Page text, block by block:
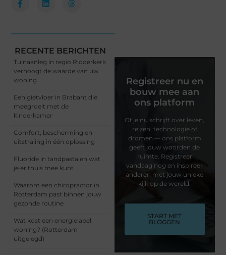
RECENTE BERICHTEN
Tuinaanleg in regio Ridderkerk
verhoogt de waarde van uw
woning
Een gietvloer in Brabant die
meegroeit met de
kinderkamer
Comfort, bescherming en
uitstraling in één oplossing
Fluoride in tandpasta en wat
je er thuis mee kunt
Waarom een chiropractor in
Rotterdam past binnen jouw
gezonde routine
Wat kost een energielabel
woning? (Rotterdam
uitgelegd)
Registreer nu en
bouw mee aan
ons platform
Of je nu schrijft over leven,
reizen, technologie of
dromen — ons platform
geeft jouw woorden de
ruimte. Registreer
vandaag nog en inspireer
anderen met jouw unieke
kijk op de wereld.
START MET
BLOGGEN